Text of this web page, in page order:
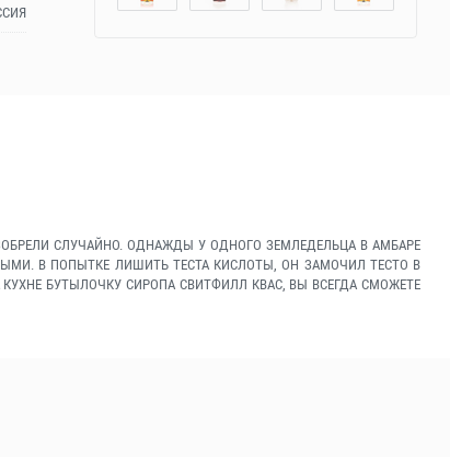
СЛУЧАЙНО. ОДНАЖДЫ У ОДНОГО ЗЕМЛЕДЕЛЬЦА В АМБАРЕ
В ПОПЫТКЕ ЛИШИТЬ ТЕСТА КИСЛОТЫ, ОН ЗАМОЧИЛ ТЕСТО В
БУТЫЛОЧКУ СИРОПА СВИТФИЛЛ КВАС, ВЫ ВСЕГДА СМОЖЕТЕ